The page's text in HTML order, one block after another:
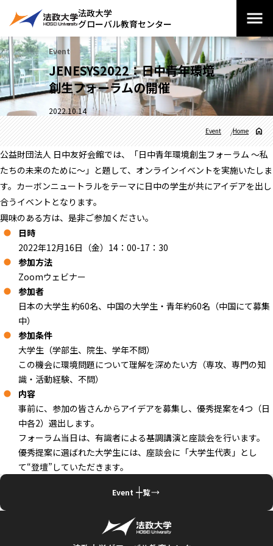
法政大学
グローバル教育センター
Event
JENESYS2022：日中青年環境
創生フォーラムの開催
2022.10.14
Home
Event
公益財団法人 日中友好会館では、「日中青年環境創生フォーラム ～私
たちの未来のために～」と題して、オンラインイベントを実施いたしま
す。カーボンニュートラルをテーマに日中の学生が共にアイデアを出し
合うイベントとなります。
興味のある方は、是非ご参加ください。
日時
2022年12月16日（金）14：00-17：30
参加方法
Zoomウェビナー
参加者
日本の大学生 約60名、中国の大学生・青年約60名（中国にて募集
中）
参加条件
大学生（学部生、院生、学年不問）
この機会に環境問題について理解を深めたい方（専攻、専門の知
識・活動経験、不問）
内容
事前に、参加の皆さんからアイデアを募集し、優秀提案を4つ（日
中各2）選出します。
フォーラム当日は、有識者による基調講演と座談会を行います。
優秀提案に選ばれた大学生には、座談会に「大学生代表」とし
て“登壇”していただきます。
Event 一覧